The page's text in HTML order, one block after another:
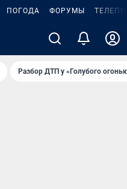
ПОГОДА ФОРУМЫ
Разбор ДТП у «Голубого